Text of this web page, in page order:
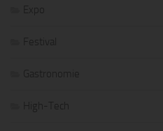
Expo
Festival
Gastronomie
High-Tech